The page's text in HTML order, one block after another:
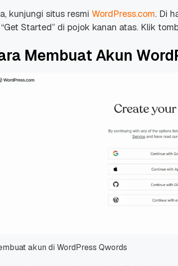
kunjungi situs resmi WordPress.com. Di
Started” di pojok kanan atas. Klik
Membuat Akun
akun di WordPress Qwords